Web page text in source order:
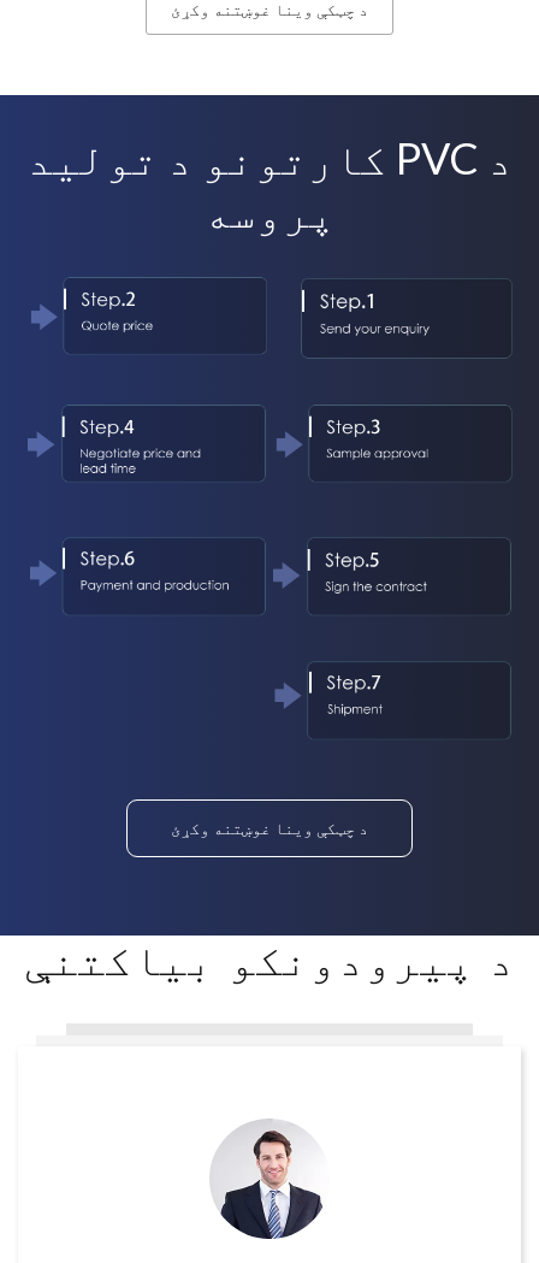
د چټکې وینا غوښتنه وکړئ
د PVC کارتونو د تولید
پروسه
د چټکې وینا غوښتنه وکړئ
د پیرودونکو بیاکتنې